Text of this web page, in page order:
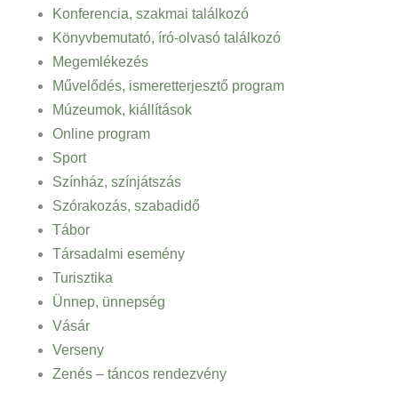
Konferencia, szakmai találkozó
Könyvbemutató, író-olvasó találkozó
Megemlékezés
Művelődés, ismeretterjesztő program
Múzeumok, kiállítások
Online program
Sport
Színház, színjátszás
Szórakozás, szabadidő
Tábor
Társadalmi esemény
Turisztika
Ünnep, ünnepség
Vásár
Verseny
Zenés – táncos rendezvény